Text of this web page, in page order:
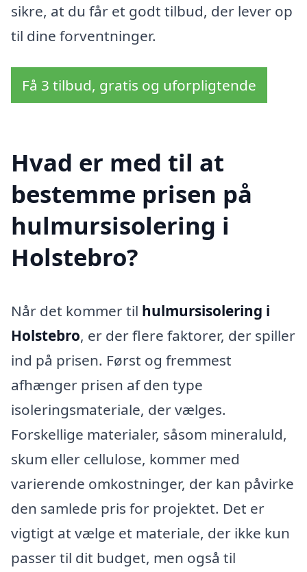
sikre, at du får et godt tilbud, der lever op
til dine forventninger.
Få 3 tilbud, gratis og uforpligtende
Hvad er med til at
bestemme prisen på
hulmursisolering i
Holstebro?
Når det kommer til hulmursisolering i
Holstebro, er der flere faktorer, der spiller
ind på prisen. Først og fremmest
afhænger prisen af den type
isoleringsmateriale, der vælges.
Forskellige materialer, såsom mineraluld,
skum eller cellulose, kommer med
varierende omkostninger, der kan påvirke
den samlede pris for projektet. Det er
vigtigt at vælge et materiale, der ikke kun
passer til dit budget, men også til